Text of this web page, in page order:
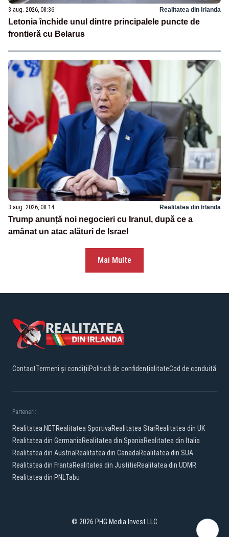
3 aug. 2026, 08:36 Realitatea din Irlanda
Letonia închide unul dintre principalele puncte de
frontieră cu Belarus
3 aug. 2026, 08:14 Realitatea din Irlanda
Trump anunță noi negocieri cu Iranul, după ce a
amânat un atac alături de Israel
Mai Multe
ContactTermeni și condițiiPolitică de confidențialitateCod de conduită
Parteneri:
Realitatea.NETRealitatea SportivaRealitatea StarRealitatea din UK
Realitatea din GermaniaRealitatea din SpaniaRealitatea din Italia
Realitatea din AustriaRealitatea din CanadaRealitatea din SUA
Realitatea din FrantaRealitatea din JustitieRealitatea din UDMR
Realitatea din PNLTabu
© 2026 PHG Media Invest LLC